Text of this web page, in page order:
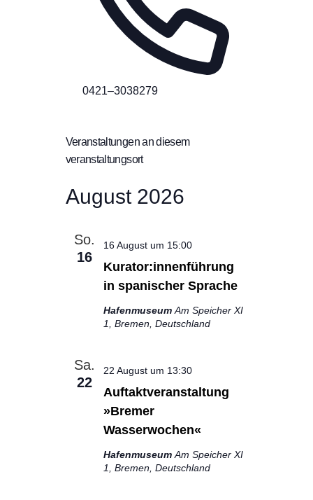
Telefon
0421–3038279
Veranstaltungen an diesem
veranstaltungsort
August 2026
So.
16
Kurator:innenführung
in spanischer Sprache
16 August um 15:00
Hafenmuseum Am Speicher XI
1, Bremen, Deutschland
Sa.
22
Auftaktveranstaltung
»Bremer
Wasserwochen«
22 August um 13:30
Hafenmuseum Am Speicher XI
1, Bremen, Deutschland